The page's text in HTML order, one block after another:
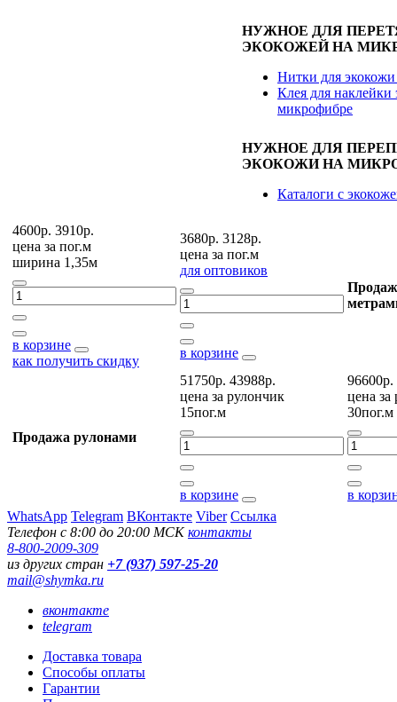
НУЖНОЕ ДЛЯ
ЭКОКОЖЕЙ НА
Нитки для
Клея для наклейки
микрофибре
НУЖНОЕ ДЛЯ
ЭКОКОЖИ НА
Каталоги с
4600р. 3910р.
цена за пог.м
ширина 1,35м
в корзине
как получить скидку
3680р. 3128р.
цена за пог.м
для оптовиков
в корзине
Продажа рулонами
51750р. 43988р.
цена за рулончик
15пог.м
в корзине
96600р.
цена за
30пог.м
в
WhatsApp Telegram ВКонтакте Viber Ссылка
Телефон с 8:00 до 20:00 МСКконтакты
8-800-2009-309
из других стран +7 (937) 597-25-20
mail@shymka.ru
вконтакте
telegram
Доставка товара
Способы оплаты
Гарантии